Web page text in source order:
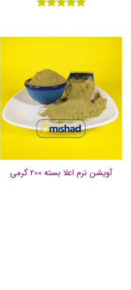
آویشن نرم اعلا بسته 200 گرمی